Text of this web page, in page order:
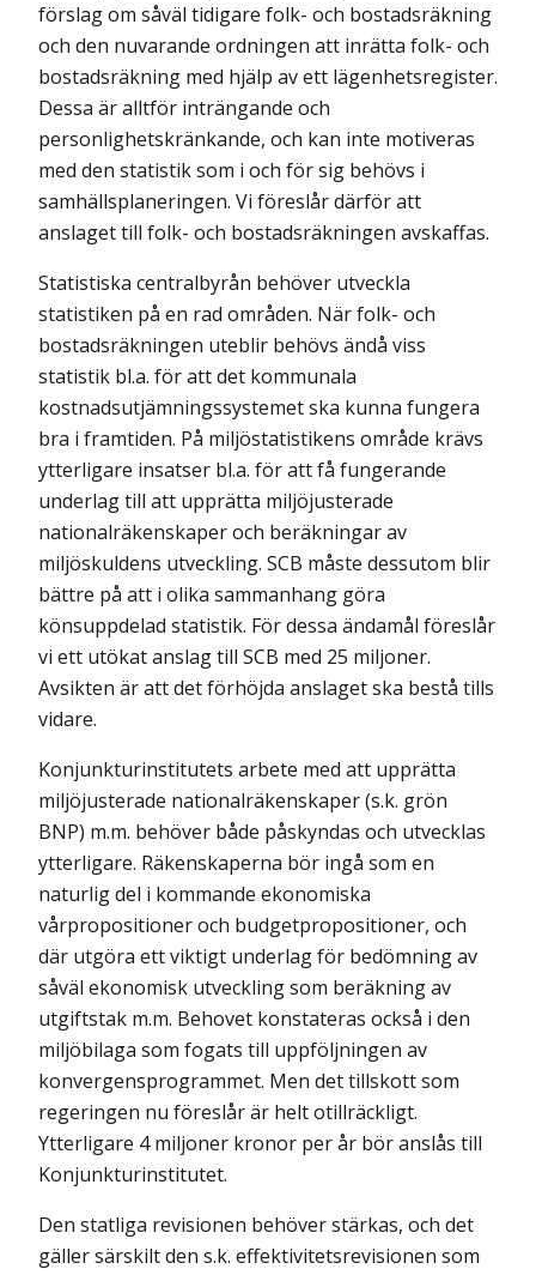
förslag om såväl tidigare folk- och bostadsräkning
och den nuvarande ordningen att inrätta folk- och
bostadsräkning med hjälp av ett lägenhetsregister.
Dessa är alltför inträngande och
personlighetskränkande, och kan inte motiveras
med den statistik som i och för sig behövs i
samhällsplaneringen. Vi föreslår därför att
anslaget till folk- och bostadsräkningen avskaffas.
Statistiska centralbyrån behöver utveckla
statistiken på en rad områden. När folk- och
bostadsräkningen uteblir behövs ändå viss
statistik bl.a. för att det kommunala
kostnadsutjämningssystemet ska kunna fungera
bra i framtiden. På miljöstatistikens område krävs
ytterligare insatser bl.a. för att få fungerande
underlag till att upprätta miljöjusterade
nationalräkenskaper och beräkningar av
miljöskuldens utveckling. SCB måste dessutom blir
bättre på att i olika sammanhang göra
könsuppdelad statistik. För dessa ändamål föreslår
vi ett utökat anslag till SCB med 25 miljoner.
Avsikten är att det förhöjda anslaget ska bestå tills
vidare.
Konjunkturinstitutets arbete med att upprätta
miljöjusterade national­räkenskaper (s.k. grön
BNP) m.m. behöver både påskyndas och utvecklas
ytterligare. Räkenskaperna bör ingå som en
naturlig del i kommande ekonomiska
vårpropositioner och budgetpropositioner, och
där utgöra ett viktigt underlag för bedömning av
såväl ekonomisk utveckling som beräkning av
utgiftstak m.m. Behovet konstateras också i den
miljöbilaga som fogats till uppföljningen av
konvergensprogrammet. Men det tillskott som
regeringen nu föreslår är helt otillräckligt.
Ytterligare 4 miljoner kronor per år bör anslås till
Konjunkturinstitutet.
Den statliga revisionen behöver stärkas, och det
gäller särskilt den s.k. effektivitetsrevisionen som